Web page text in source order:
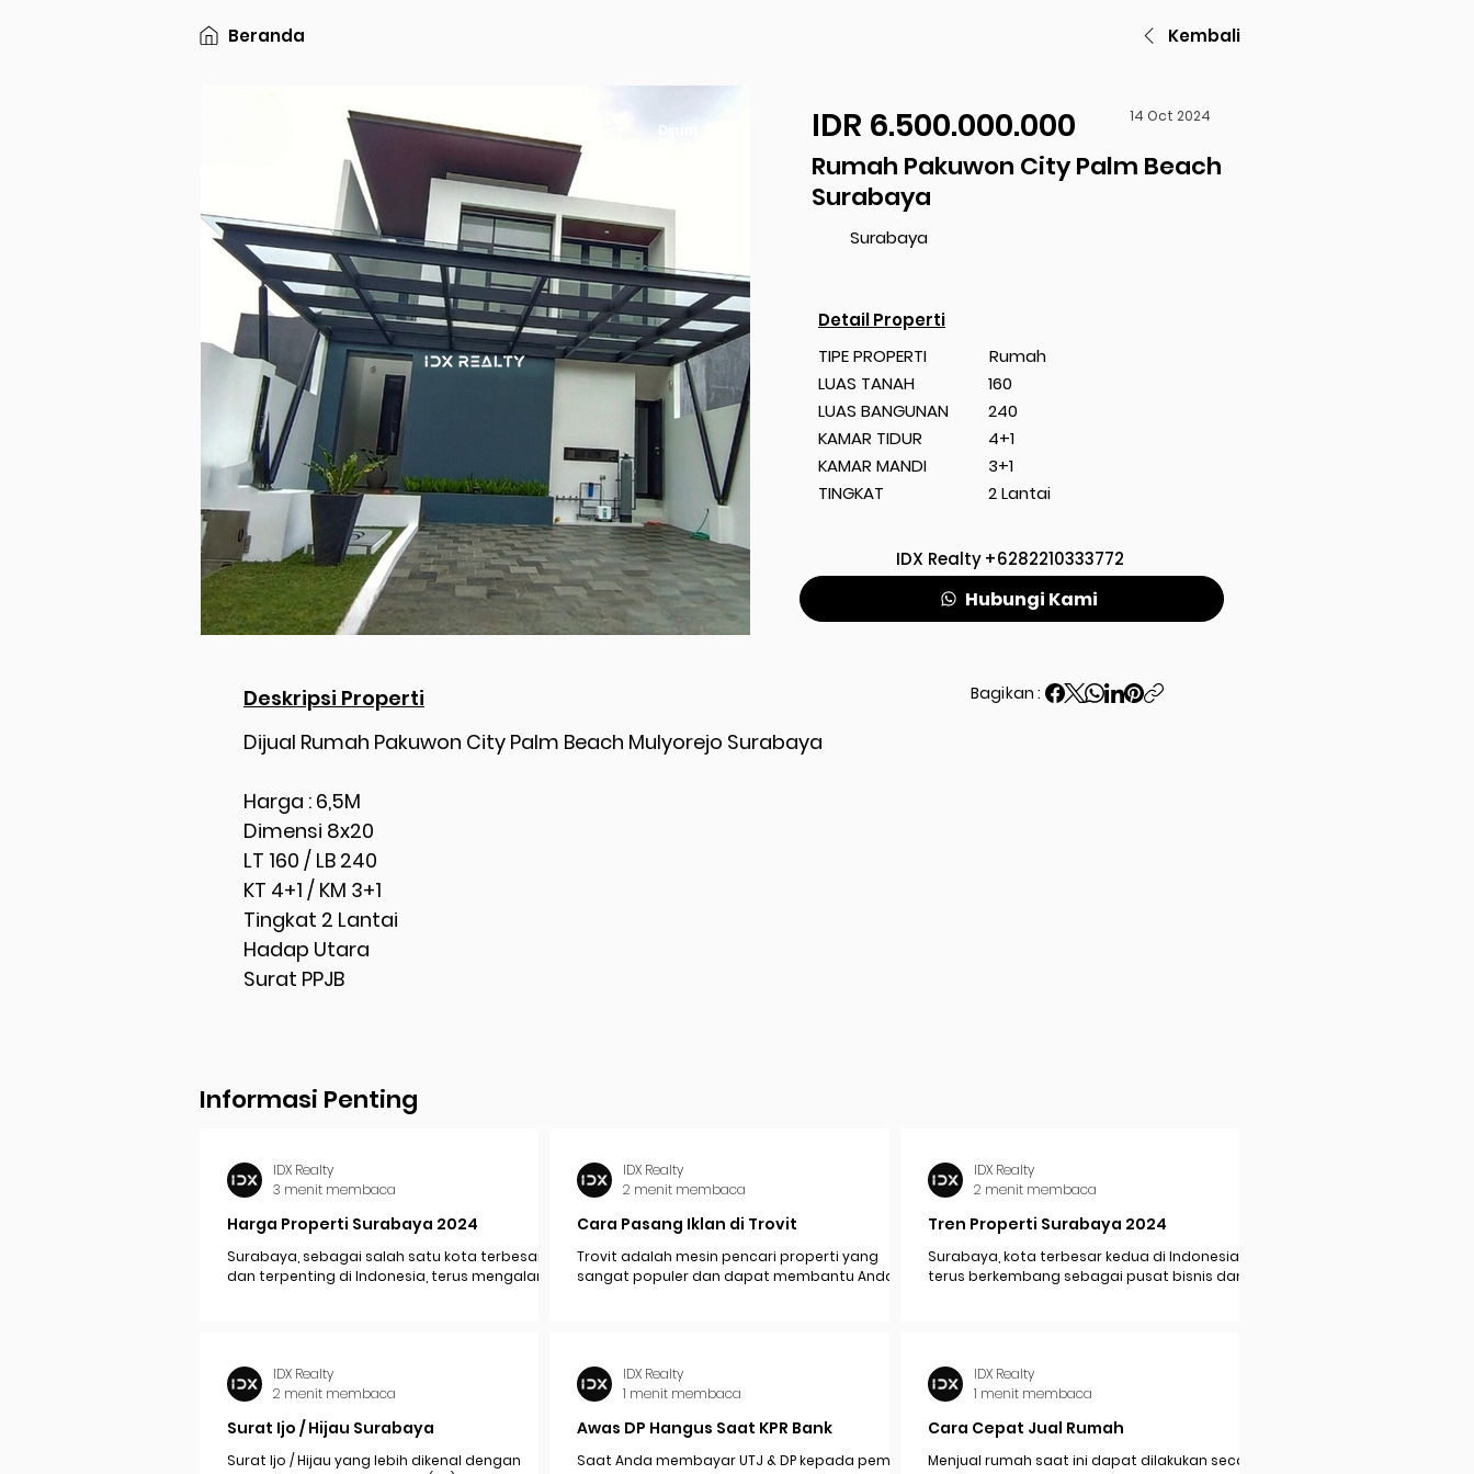
Beranda Kembali
Dijual IDR 6.500.000.000 14 Oct 2024
Rumah Pakuwon City Palm Beach
Surabaya
Surabaya
Detail Properti
TIPE PROPERTI
LUAS TANAH
LUAS BANGUNAN
KAMAR TIDUR
KAMAR MANDI
TINGKAT
Rumah
160
240
4+1
3+1
2 Lantai
IDX Realty+6282210333772
Hubungi Kami
Deskripsi Properti Bagikan :
Dijual Rumah Pakuwon City Palm Beach Mulyorejo Surabaya
Harga : 6,5M
Dimensi 8x20
LT 160 / LB 240
KT 4+1 / KM 3+1
Tingkat 2 Lantai
Hadap Utara
Surat PPJB
Informasi Penting
Harga Properti Surabaya 2024
Surabaya, sebagai salah satu kota terbesar
dan terpenting di Indonesia, terus mengalami
IDX Realty
3 menit membaca
Cara Pasang Iklan di Trovit
Trovit adalah mesin pencari properti yang
sangat populer dan dapat membantu Anda
IDX Realty
2 menit membaca
Tren Properti Surabaya 2024
Surabaya, kota terbesar kedua di Indonesia,
terus berkembang sebagai pusat bisnis dan
IDX Realty
2 menit membaca
Surat Ijo / Hijau Surabaya
Surat Ijo / Hijau yang lebih dikenal dengan
IDX Realty
2 menit membaca
Awas DP Hangus Saat KPR Bank
Saat Anda membayar UTJ & DP kepada pemilik /
IDX Realty
1 menit membaca
Cara Cepat Jual Rumah
Menjual rumah saat ini dapat dilakukan secara
IDX Realty
1 menit membaca